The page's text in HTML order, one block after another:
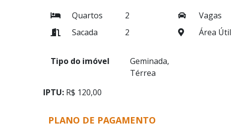
Quartos 2 Vagas
Sacada
2 Área Útil
Tipo do imóvel
Geminada,
Térrea
IPTU: R$ 120,00
PLANO DE PAGAMENTO